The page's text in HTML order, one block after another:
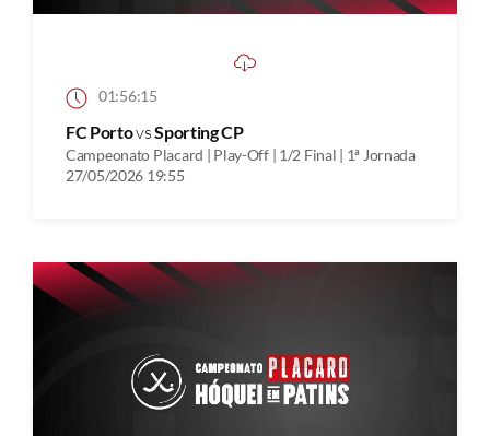
01:56:15
FC PortovsSporting CP
Campeonato Placard | Play-Off | 1/2 Final | 1ª Jornada
27/05/2026 19:55